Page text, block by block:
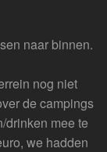
naar binnen.
nog niet
de campings
drinken mee te
we hadden